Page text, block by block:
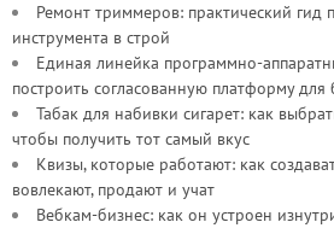
Ремонт триммеров: практический гид
инструмента в строй
Единая линейка программно-
построить согласованную платформу
Табак для набивки сигарет: как
чтобы получить тот самый вкус
Квизы, которые работают: как
вовлекают, продают и учат
Вебкам-бизнес: как он устроен